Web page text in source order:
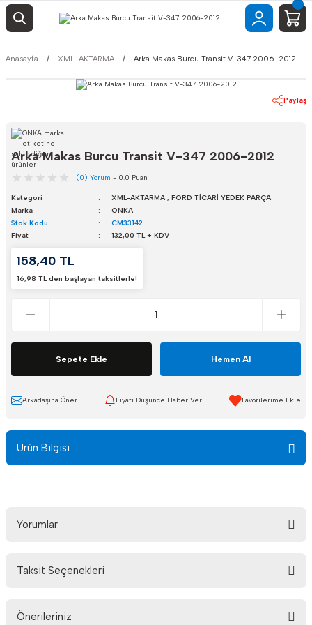
Anasayfa XML-AKTARMA Arka Makas Burcu Transit V-347 2006-2012
Paylaş
Arka Makas Burcu Transit V-347 2006-2012
(0) Yorum - 0.0 Puan
Kategori XML-AKTARMA , FORD TİCARİ YEDEK PARÇA
Marka
ONKA
Stok Kodu
CM33142
Fiyat
132,00 TL + KDV
158,40 TL
16,98 TL den başlayan taksitlerle!
Sepete Ekle Hemen Al
Arkadaşına Öner Fiyatı Düşünce Haber Ver
Ürün Bilgisi
Yorumlar
Taksit Seçenekleri
Önerileriniz